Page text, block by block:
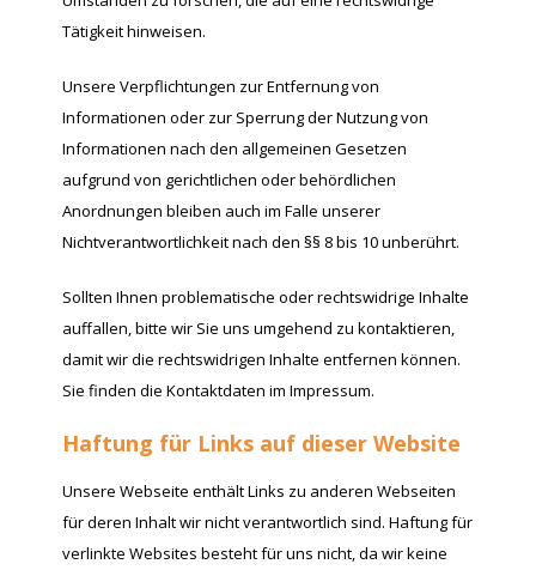
Tätigkeit hinweisen.
Unsere Verpflichtungen zur Entfernung von
Informationen oder zur Sperrung der Nutzung von
Informationen nach den allgemeinen Gesetzen
aufgrund von gerichtlichen oder behördlichen
Anordnungen bleiben auch im Falle unserer
Nichtverantwortlichkeit nach den §§ 8 bis 10 unberührt.
Sollten Ihnen problematische oder rechtswidrige Inhalte
auffallen, bitte wir Sie uns umgehend zu kontaktieren,
damit wir die rechtswidrigen Inhalte entfernen können.
Sie finden die Kontaktdaten im Impressum.
Haftung für Links auf dieser Website
Unsere Webseite enthält Links zu anderen Webseiten
für deren Inhalt wir nicht verantwortlich sind. Haftung für
verlinkte Websites besteht für uns nicht, da wir keine